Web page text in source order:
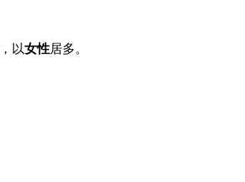
，以女性居多。